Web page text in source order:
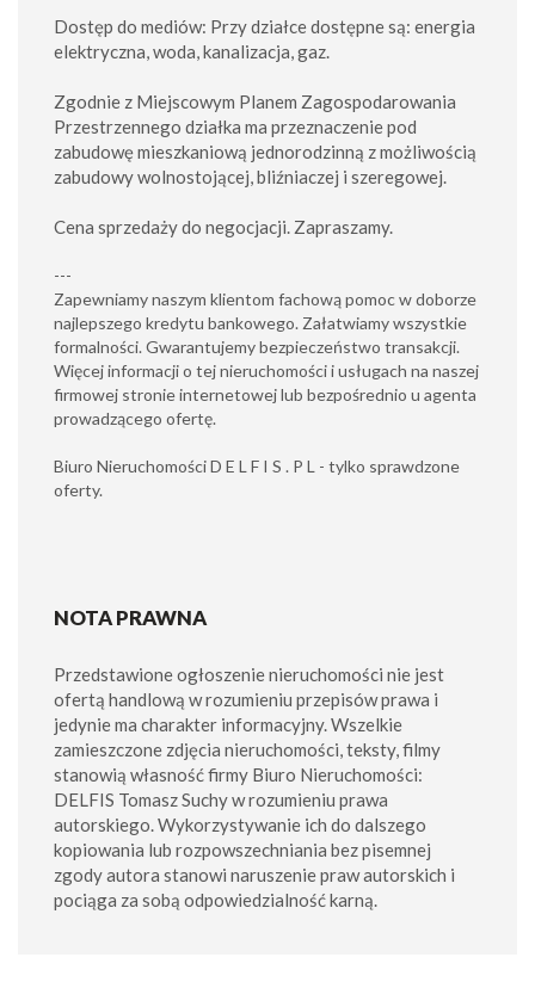
Dostęp do mediów: Przy działce dostępne są: energia
elektryczna, woda, kanalizacja, gaz.
Zgodnie z Miejscowym Planem Zagospodarowania
Przestrzennego działka ma przeznaczenie pod
zabudowę mieszkaniową jednorodzinną z możliwością
zabudowy wolnostojącej, bliźniaczej i szeregowej.
Cena sprzedaży do negocjacji. Zapraszamy.
---
Zapewniamy naszym klientom fachową pomoc w doborze
najlepszego kredytu bankowego. Załatwiamy wszystkie
formalności. Gwarantujemy bezpieczeństwo transakcji.
Więcej informacji o tej nieruchomości i usługach na naszej
firmowej stronie internetowej lub bezpośrednio u agenta
prowadzącego ofertę.
Biuro Nieruchomości D E L F I S . P L - tylko sprawdzone
oferty.
NOTA PRAWNA
Przedstawione ogłoszenie nieruchomości nie jest
ofertą handlową w rozumieniu przepisów prawa i
jedynie ma charakter informacyjny. Wszelkie
zamieszczone zdjęcia nieruchomości, teksty, filmy
stanowią własność firmy Biuro Nieruchomości:
DELFIS Tomasz Suchy w rozumieniu prawa
autorskiego. Wykorzystywanie ich do dalszego
kopiowania lub rozpowszechniania bez pisemnej
zgody autora stanowi naruszenie praw autorskich i
pociąga za sobą odpowiedzialność karną.